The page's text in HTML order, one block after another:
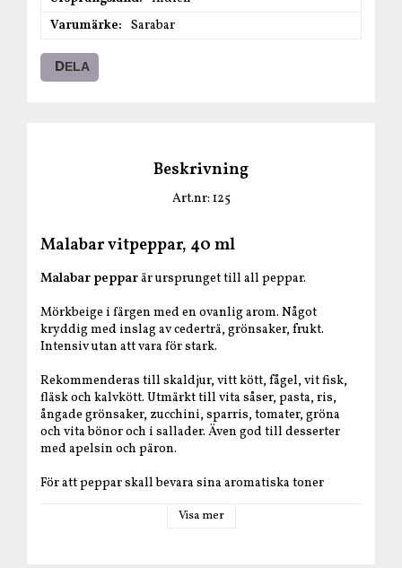
Varumärke
Sarabar
DELA
Beskrivning
Art.nr: 125
Malabar vitpeppar, 40 ml
Malabar pepparär ursprunget till all peppar.
Mörkbeige i färgen med en ovanlig arom. Något
kryddig med inslag av cederträ, grönsaker, frukt.
Intensiv utan att vara för stark.
Rekommenderas till skaldjur, vitt kött, fågel, vit fisk,
fläsk och kalvkött. Utmärkt till vita såser, pasta, ris,
ångade grönsaker, zucchini, sparris, tomater, gröna
och vita bönor och i sallader. Även god till desserter
med apelsin och päron.
För att peppar skall bevara sina aromatiska toner
Visa mer